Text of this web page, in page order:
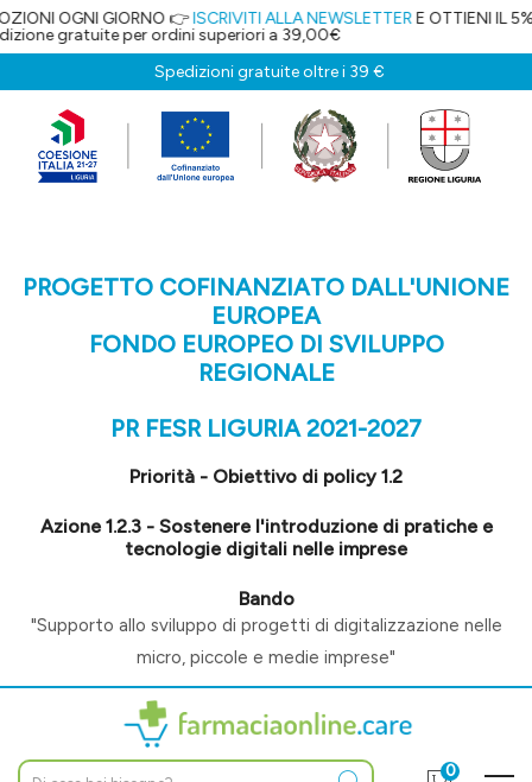
GIORNO 👉ISCRIVITI ALLA NEWSLETTERE OTTIENI IL 5% DI
per ordini superiori a 39,00€
Spedizioni gratuite oltre i 39 €
PROGETTO COFINANZIATO DALL'UNIONE
EUROPEA
FONDO EUROPEO DI SVILUPPO
REGIONALE
PR FESR LIGURIA 2021-2027
Priorità - Obiettivo di policy 1.2
Azione 1.2.3 - Sostenere l'introduzione di pratiche e
tecnologie digitali nelle imprese
Bando
"Supporto allo sviluppo di progetti di digitalizzazione nelle
micro, piccole e medie imprese"
0